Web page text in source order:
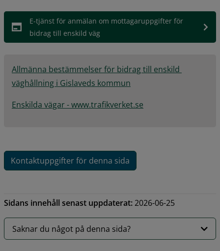
E-tjänst för anmälan om mottagaruppgifter för
bidrag till enskild väg
Allmänna bestämmelser för bidrag till enskild
väghållning i Gislaveds kommun
Enskilda vägar - www.trafikverket.se
Kontaktuppgifter för denna sida
Sidans innehåll senast uppdaterat:2026-06-25
Saknar du något på denna sida?